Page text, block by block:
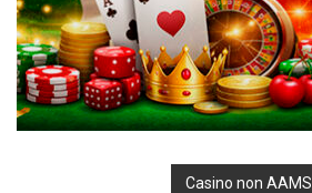
Casino non AAMS